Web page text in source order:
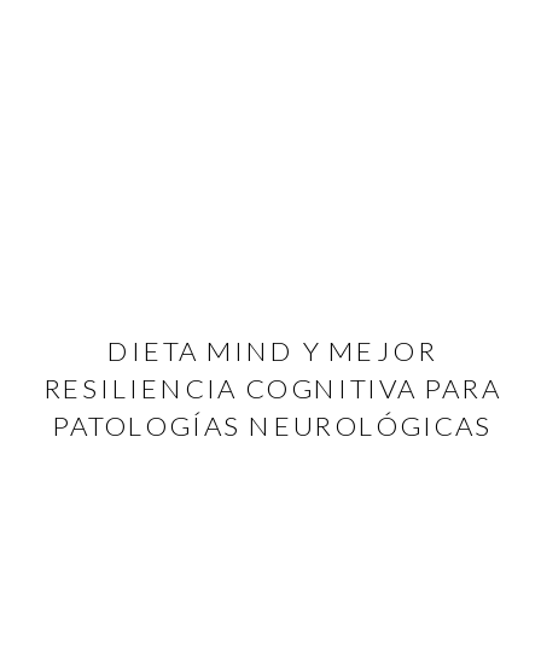
DIETA MIND Y MEJOR
RESILIENCIA COGNITIVA PARA
PATOLOGÍAS NEUROLÓGICAS